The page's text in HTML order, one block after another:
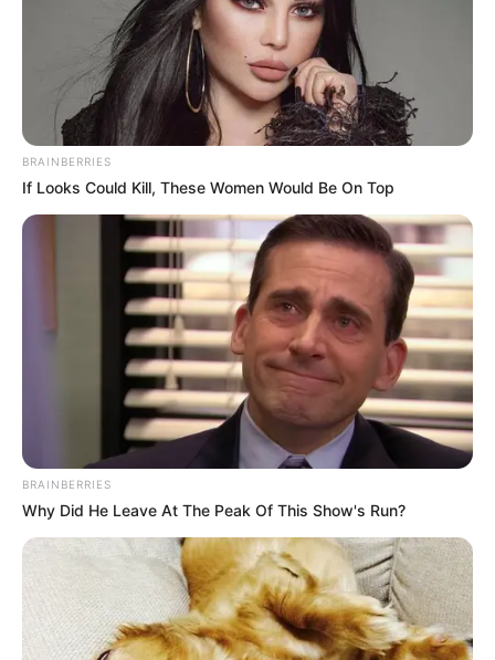
BRAINBERRIES
If Looks Could Kill, These Women Would Be On Top
BRAINBERRIES
Why Did He Leave At The Peak Of This Show's Run?